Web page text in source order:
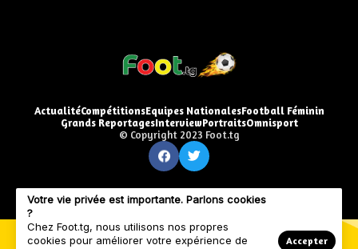
ActualitéCompétitionsEquipes NationalesFootball Féminin
Grands ReportagesInterviewPortraitsOmnisport
© Copyright 2023 Foot.tg
Votre vie privée est importante. Parlons cookies
?
Chez Foot.tg, nous utilisons nos propres
cookies pour améliorer votre expérience de
Accepter